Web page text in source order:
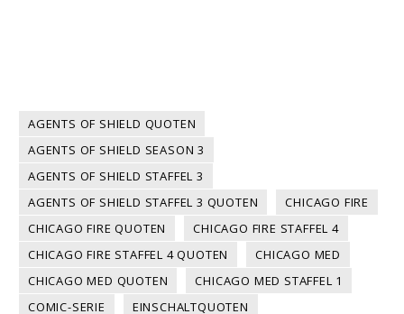
AGENTS OF SHIELD QUOTEN
AGENTS OF SHIELD SEASON 3
AGENTS OF SHIELD STAFFEL 3
AGENTS OF SHIELD STAFFEL 3 QUOTEN
CHICAGO FIRE
CHICAGO FIRE QUOTEN
CHICAGO FIRE STAFFEL 4
CHICAGO FIRE STAFFEL 4 QUOTEN
CHICAGO MED
CHICAGO MED QUOTEN
CHICAGO MED STAFFEL 1
COMIC-SERIE
EINSCHALTQUOTEN